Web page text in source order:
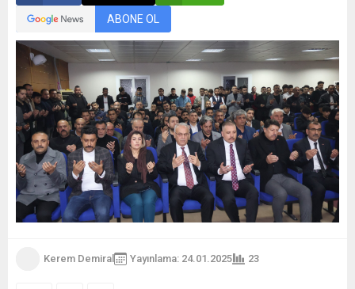
ABONE OL
Kerem Demiral Yayınlama: 24.01.2025 23